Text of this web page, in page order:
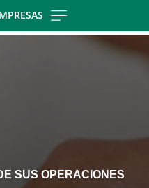
SUS OPERACIONES